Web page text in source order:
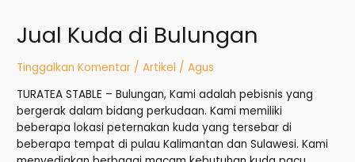
Jual Kuda di Bulungan
Tinggalkan Komentar /Artikel /Agus
TURATEA STABLE – Bulungan, Kami adalah pebisnis yang
bergerak dalam bidang perkudaan. Kami memiliki
beberapa lokasi peternakan kuda yang tersebar di
beberapa tempat di pulau Kalimantan dan Sulawesi. Kami
di
Bulungan